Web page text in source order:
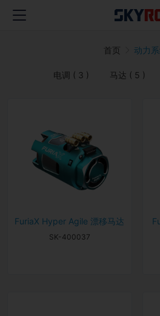
首页 动力
电调 ( 3 ) 马达 ( 5 )
FuriaX Hyper Agile 漂移马达
SK-400037